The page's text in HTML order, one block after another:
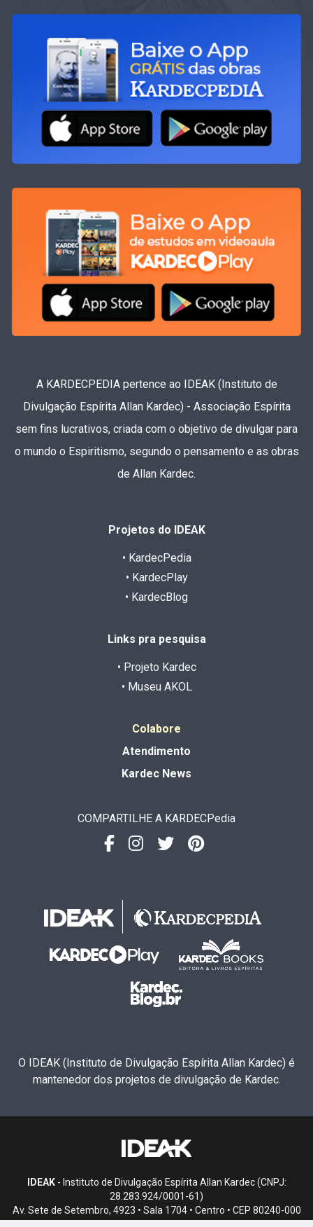
A KARDECPEDIA pertence ao IDEAK (Instituto de
Divulgação Espírita Allan Kardec) - Associação Espírita
sem fins lucrativos, criada com o objetivo de divulgar para
o mundo o Espiritismo, segundo o pensamento e as obras
de Allan Kardec.
Projetos do IDEAK
• KardecPedia
• KardecPlay
• KardecBlog
Links pra pesquisa
• Projeto Kardec
• Museu AKOL
Colabore
Atendimento
Kardec News
COMPARTILHE A KARDECPedia
O IDEAK (Instituto de Divulgação Espírita Allan Kardec) é
mantenedor dos projetos de divulgação de Kardec.
IDEAK- Instituto de Divulgação Espírita Allan Kardec (CNPJ:
28.283.924/0001-61)
Av. Sete de Setembro, 4923 • Sala 1704 • Centro • CEP 80240-000